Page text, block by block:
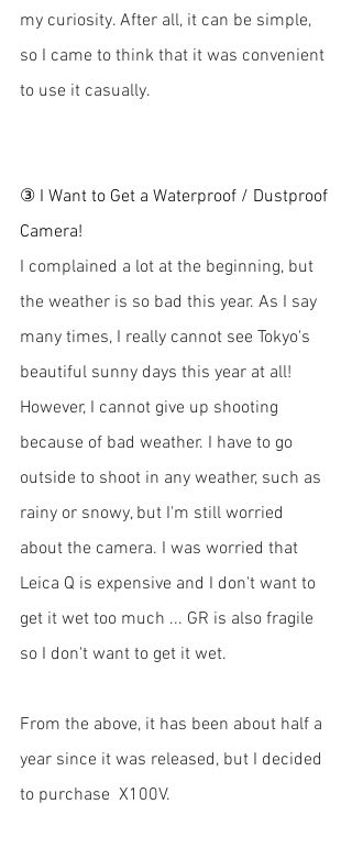
my curiosity. After all, it can be simple,
so I came to think that it was convenient
to use it casually.
③ I Want to Get a Waterproof / Dustproof
Camera!
I complained a lot at the beginning, but
the weather is so bad this year. As I say
many times, I really cannot see Tokyo's
beautiful sunny days this year at all!
However, I cannot give up shooting
because of bad weather. I have to go
outside to shoot in any weather, such as
rainy or snowy, but I'm still worried
about the camera. I was worried that
Leica Q is expensive and I don't want to
get it wet too much ... GR is also fragile
so I don't want to get it wet.
From the above, it has been about half a
year since it was released, but I decided
to purchase  X100V.